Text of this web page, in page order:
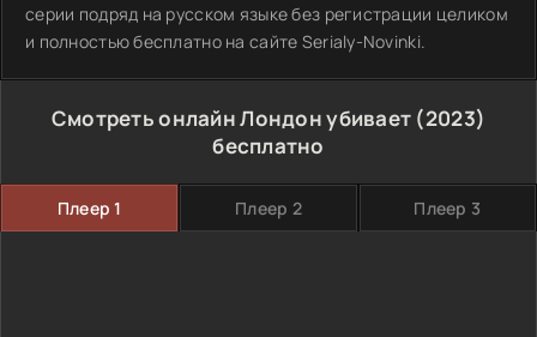
серии подряд на русском языке без регистрации целиком
и полностью бесплатно на сайте Serialy-Novinki.
Смотреть онлайн Лондон убивает (2023)
бесплатно
Плеер 1 Плеер 2 Плеер 3